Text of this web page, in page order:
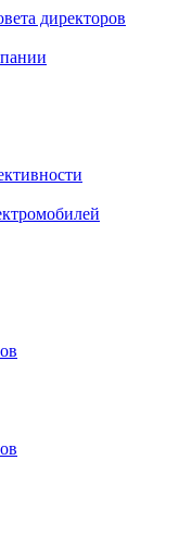
директоров